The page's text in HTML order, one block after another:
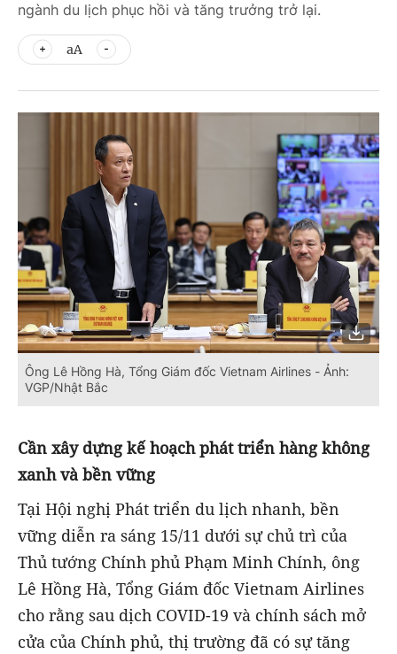
ngành du lịch phục hồi và tăng trưởng trở lại.
aA
Ông Lê Hồng Hà, Tổng Giám đốc Vietnam Airlines - Ảnh:
VGP/Nhật Bắc
Cần xây dựng kế hoạch phát triển hàng không
xanh và bền vững
Tại Hội nghị Phát triển du lịch nhanh, bền
vững diễn ra sáng 15/11 dưới sự chủ trì của
Thủ tướng Chính phủ Phạm Minh Chính, ông
Lê Hồng Hà, Tổng Giám đốc Vietnam Airlines
cho rằng sau dịch COVID-19 và chính sách mở
cửa của Chính phủ, thị trường đã có sự tăng